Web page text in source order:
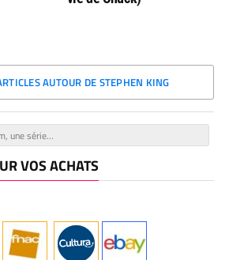
AUTOUR DE STEPHEN KING
VOS ACHATS